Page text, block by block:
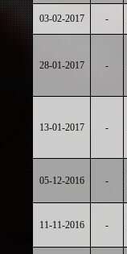
03-02-2017 -
28-01-2017 -
13-01-2017 -
05-12-2016 -
11-11-2016 -